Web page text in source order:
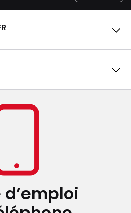
d’emploi